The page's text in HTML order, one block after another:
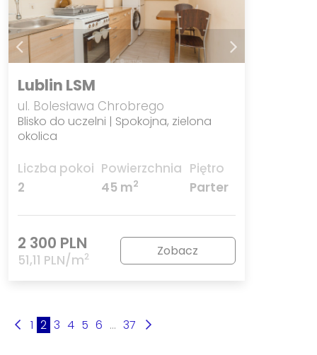
Lublin LSM
ul. Bolesława Chrobrego
Blisko do uczelni | Spokojna, zielona
okolica
Liczba pokoi
2
Powierzchnia
45 m2
Piętro
Parter
2 300 PLN
51,11 PLN/m2 Zobacz
1 2 3 4 5 6 ... 37